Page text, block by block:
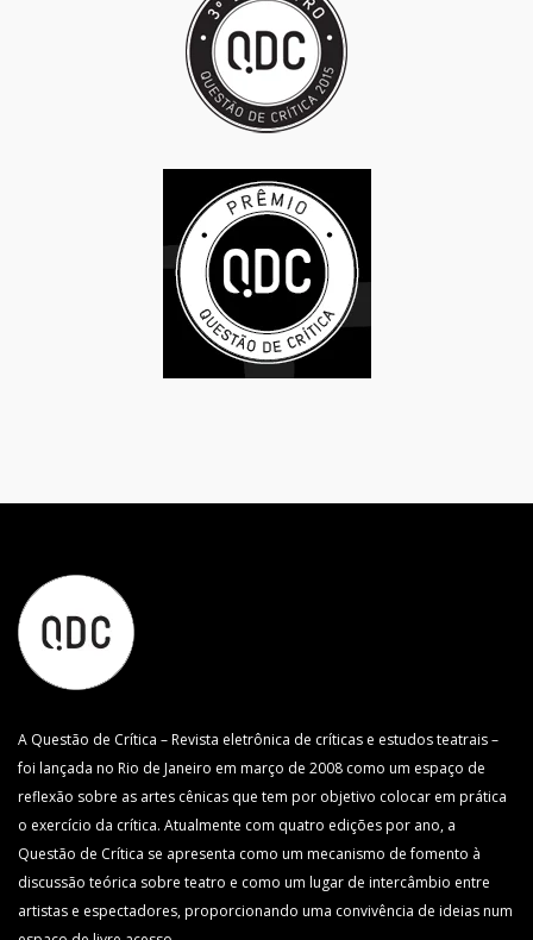
A Questão de Crítica – Revista eletrônica de críticas e estudos teatrais –
foi lançada no Rio de Janeiro em março de 2008 como um espaço de
reflexão sobre as artes cênicas que tem por objetivo colocar em prática
o exercício da crítica. Atualmente com quatro edições por ano, a
Questão de Crítica se apresenta como um mecanismo de fomento à
discussão teórica sobre teatro e como um lugar de intercâmbio entre
artistas e espectadores, proporcionando uma convivência de ideias num